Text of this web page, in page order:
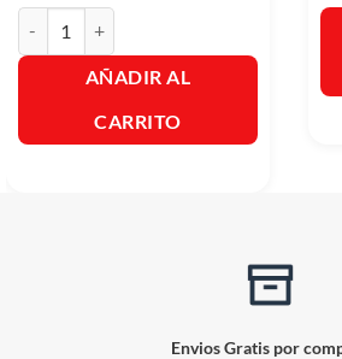
Glade Repuesto Aceites Naturales -
AÑADIR AL
CARRITO
Envios Gratis por